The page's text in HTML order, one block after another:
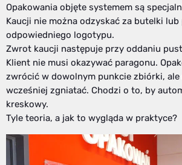
Opakowania objęte systemem są
Kaucji nie można odzyskać za butelki lub
odpowiedniego logotypu.
Zwrot kaucji następuje przy oddaniu
Klient nie musi okazywać paragonu.
zwrócić w dowolnym punkcie zbiórki, ale
wcześniej zgniatać. Chodzi o to, by
kreskowy.
Tyle teoria, a jak to wygląda w praktyce?